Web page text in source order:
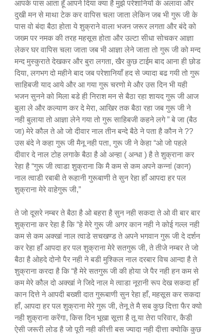
आपके पास आता हूँ आपने दिया क्या है मुझे परेशानियों के अलावा और
दुखी मन से माथा टेक कर वापिस चला जाता लेकिन जब भी गुरू जी के
पास वो बंदा बैठा होता ये शुक्राने वाला भजन जरूर लगता और बंदे को
जख्म पर नमक की तरह महसूस होता और उल्टा सीधा सोचकर आज्ञा
लेकर घर वापिस चला जाता जब भी आज्ञा लेने जाता तो गुरू जी को मन्द
मन्द मुस्कुराते देखकर और बुरा लगता, खैर कुछ टाईम बाद आना ही छोड
दिया, लगभग दो महीने बाद जब परेशानियाँ हद से ज्यादा बढ गयी तो गुरू
साहिबजी याद आये और आ गया गुरू चरणो मे और उस दिन भी यही
भजन सुनने को मिला बडे ही निराश मन से बैठा रहा शायद गुरू जी आज
बुला ले और कल्याण कर दे मेरा, आखिर तक बैठा रहा जब गुरू जी ने
नही बुलाया तो आज्ञा लेने गया तो गुरू साहिबजी कहने लगे ” बे जा (बैठ
जा) मेरे कौल ते ओ जो दीवार नाल तीन बन्दे बैठे ने पता है कौन ने ??
उस बंदे ने कहा गुरू जी मैनू नही पता, गुरू जी ने केहा “ओ जो पहले
दीवार दे नाल टोह लगाके बैठा है ओ अन्हा ( अन्धा ) है ते शुक्राना कर
रेहा है “गुरू जी त्वाडा शुक्राना कि मै कम से कम अपने कन्नां (कान)
नाल त्वाडी रबाबी ते रूहानी गुरूबाणी ते सुन रेहा हाँ आपदा हर पल
शुक्राना मेरे वाहेगुरू जी,”
ते जो दूसरे नम्बर ते बैठा है ओ बहरा है सुन नही सकदा ते ओ वी बार बार
शुक्राना कर रेहा है कि “हे मेरे गुरू जी अगर कान नही ने कोई गल्ल नही
कम से कम अक्खां नाल त्वाडे सचखण्ड ते अपने भगवान गुरू जी दे दर्शन
कर रेहा हाँ आपदा हर पल शुक्राना मेरे सतगुरू जी, ते तीजे नम्बर ते जो
बैठा है ओहदे दोनो पैर नही ने बडी मुश्किल नाल दरबार विच आन्दा है ते
शुक्राना करदा है कि “है मेरे सतगुरू जी की होया जे पैर नही हन कम से
कम मेरे कौल दो अक्खां ने जिदे नाल मे त्वाडा नूरानी रूप देख सकदा हाँ
कान दित्ते ने आपदी बख्शी दात गुरूबाणी सुन रेहा हाँ, महसूस कर सकदा
हाँ, आपदा हर पल शुक्राना मेरे गुरू जी, तेनू ते मै सब कुछ दित्ता फैर क्यो
नही शुक्राना करेंगा, किस दिन भूखा सूत्ता है तू या तेरा परिवार, कैडी
ऐसी जरूरी लोड है जो पूरी नही कीत्ती बस ज्यादा नही दीत्ता क्योकि कुछ